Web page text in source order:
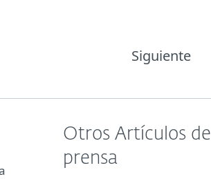
Siguiente
Otros Artículos de
prensa